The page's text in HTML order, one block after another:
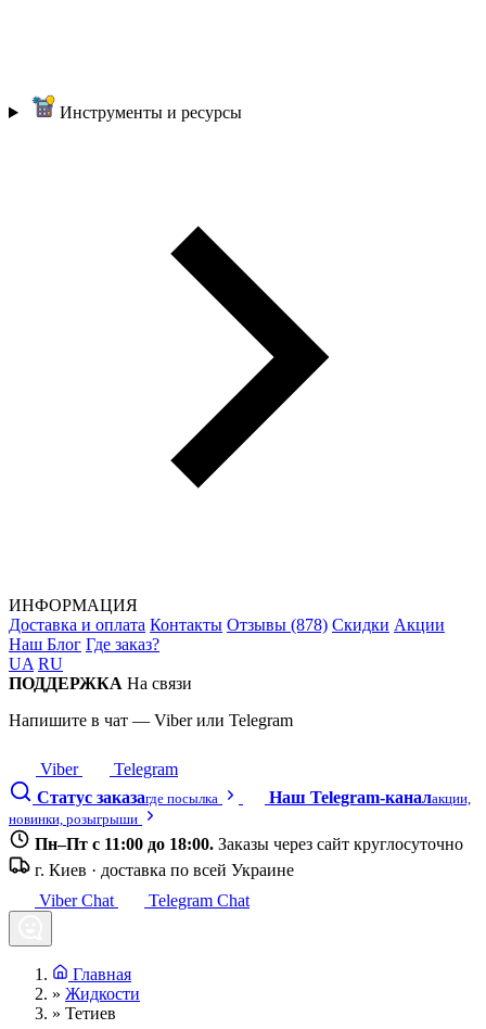
Инструменты и ресурсы
ИНФОРМАЦИЯ
Доставка и оплата Контакты Отзывы (878) Скидки Акции
Наш Блог Где заказ?
UA RU
ПОДДЕРЖКА На связи
Напишите в чат — Viber или Telegram
Viber
Telegram
Статус заказагде посылка Наш Telegram-каналакции,
новинки, розыгрыши
Пн–Пт с 11:00 до 18:00. Заказы через сайт круглосуточно
г. Киев · доставка по всей Украине
Viber Chat
Telegram Chat
Главная
» Жидкости
» Тетиев